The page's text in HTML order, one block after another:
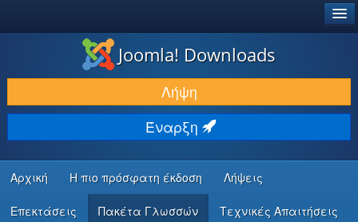
ΛΉΨΕΙΣ & ΕΠΕΚΤΆΣΕΙΣ
ΕΎΡΕΣΗ & ΜΆΘΗΣΗ
ΚΟΙΝΌΤΗΤΑ & ΥΠΟΣΤΉΡΙΞΗ
ΠΌΡΟΙ ΠΡΟΓΡΑΜΜΑΤΙΣΤΏΝ
Joomla! Downloads
Λήψη
Έναρξη
Αρχική Η πιο πρόσφατη έκδοση Λήψεις
Επεκτάσεις Πακέτα Γλωσσών Τεχνικές Απαιτήσεις